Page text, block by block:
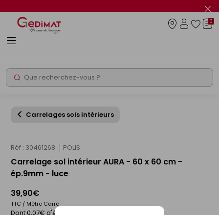
le
info
Rechercher
0
Carrelages sols intérieurs
Réf : 30461268 POLIS
Carrelage sol intérieur AURA - 60 x 60 cm -
ép.9mm - luce
39,90€
TTC / Mètre Carré
Dont 0,07€ d'éco-participation